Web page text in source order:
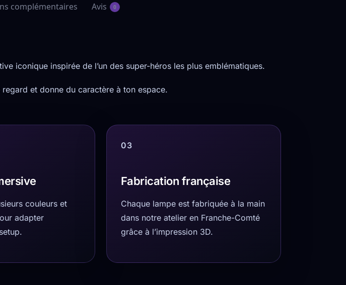
complémentaires Avis 0
iconique inspirée de l’un des super-héros les plus emblématiques.
et donne du caractère à ton espace.
couleurs et
adapter
03
Fabrication française
Chaque lampe est fabriquée à la main
dans notre atelier en Franche-Comté
grâce à l’impression 3D.